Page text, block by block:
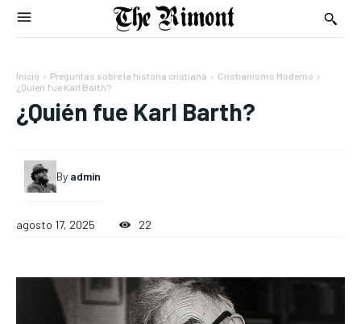
Inicio Preguntas sobre la historia cristiana
Cristianismo Moderno
¿Quién fue Karl Barth?
¿Quién fue Karl Barth?
By admin
agosto 17, 2025 22